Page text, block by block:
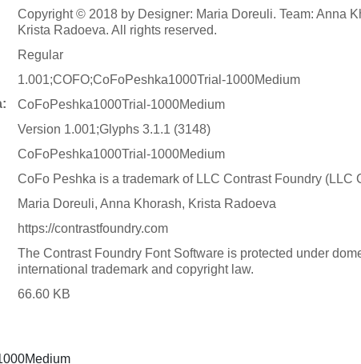
Copyright © 2018 by Designer: Maria Doreuli. Team: Anna
Krista Radoeva. All rights reserved.
Regular
1.001;COFO;CoFoPeshka1000Trial-1000Medium
CoFoPeshka1000Trial-1000Medium
Version 1.001;Glyphs 3.1.1 (3148)
CoFoPeshka1000Trial-1000Medium
CoFo Peshka is a trademark of LLC Contrast Foundry (LLC
Maria Doreuli, Anna Khorash, Krista Radoeva
https://contrastfoundry.com
The Contrast Foundry Font Software is protected under
international trademark and copyright law.
66.60 KB